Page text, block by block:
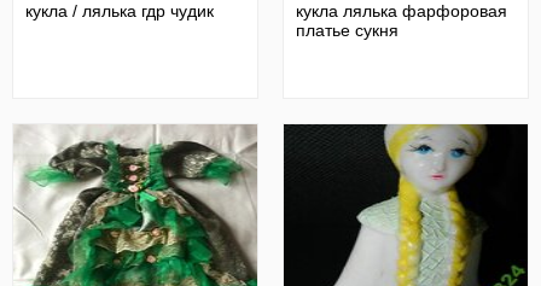
кукла / лялька гдр чудик
кукла лялька фарфоровая
платье сукня